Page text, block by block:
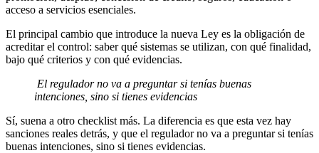
acceso a servicios esenciales.
El principal cambio que introduce la nueva Ley es la obligación de
acreditar el control: saber qué sistemas se utilizan, con qué finalidad,
bajo qué criterios y con qué evidencias.
El regulador no va a preguntar si tenías buenas
intenciones, sino si tienes evidencias
Sí, suena a otro checklist más. La diferencia es que esta vez hay
sanciones reales detrás, y que el regulador no va a preguntar si tenías
buenas intenciones, sino si tienes evidencias.